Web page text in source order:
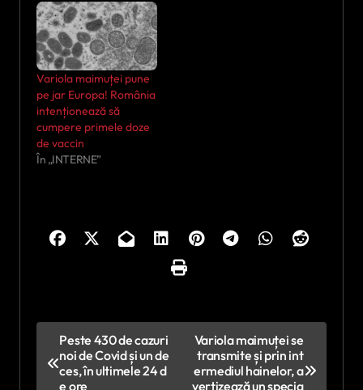
Variola maimuței pune
pe jar Europa! România
intenționează să
cumpere primele doze
de vaccin
În „INTERNE”
Peste 430 de cazuri
noi de Covid și un de
ces, în ultimele 24 d
e ore
Variola maimuței se
transmite și prin int
ermediul hainelor, a
vertizează un specia